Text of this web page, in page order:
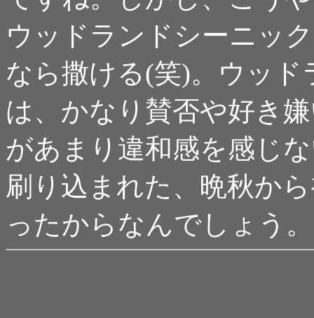
ウッドランドシーニッ
なら撒ける(笑)。ウッ
は、かなり賛否や好き
があまり違和感を感じ
刷り込まれた、晩秋か
ったからなんでしょう。